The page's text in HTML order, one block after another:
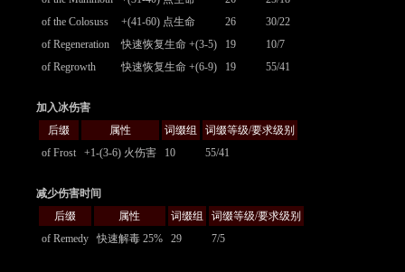
of the Colosuss
+(41-60) 点生命 26
30/22
of Regeneration
快速恢复生命 +(3-5) 19
10/7
of Regrowth
快速恢复生命 +(6-9) 19 55/41
加入冰伤害
后缀
属性 词缀组
词缀等级/要求级别
of Frost
+1-(3-6) 火伤害 10 55/41
减少伤害时间
后缀
属性 词缀组
词缀等级/要求级别
of Remedy
快速解毒 25% 29 7/5